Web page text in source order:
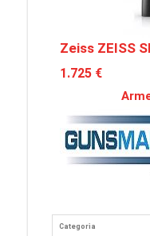
Zeiss ZEISS
1.725 €
Categoria